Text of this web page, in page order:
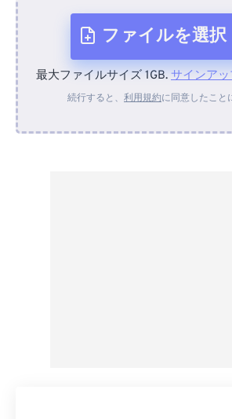
ファイルを選択
デバイスから
最大ファイルサイズ 1GB. サインア
続行すると、 利用規約に同意したこと